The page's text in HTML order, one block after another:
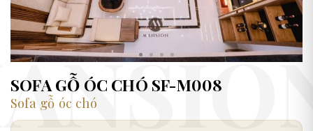
SOFA GỖ ÓC CHÓ SF-M008
Sofa gỗ óc chó